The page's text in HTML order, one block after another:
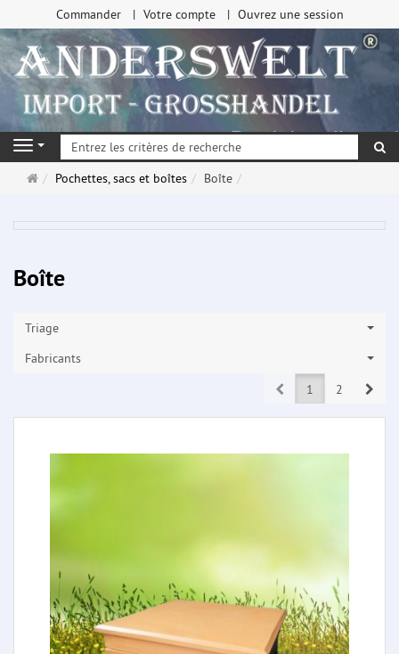
Commander Votre compte Ouvrez une session
Navigation
PagePochettes, sacs et boîtes Boîte
Boîte
Triage
Fabricants
1 2